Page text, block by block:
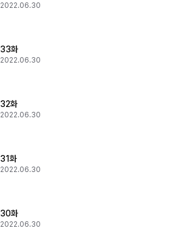
2022.06.30
33화
2022.06.30
32화
2022.06.30
31화
2022.06.30
30화
2022.06.30